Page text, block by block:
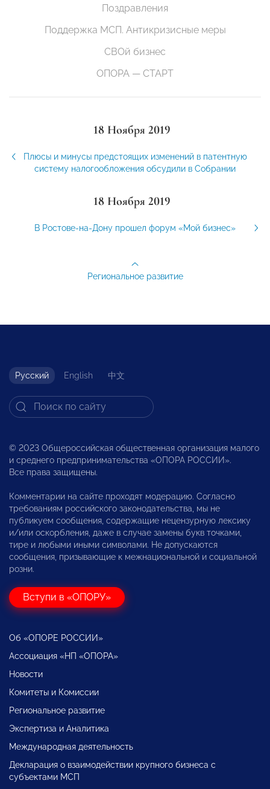
Поздравления
Поддержка МСП. Антикризисные меры
СВОй бизнес
ОПОРА — СТАРТ
18 Ноября 2019
Плюсы и минусы предстоящих изменений в патентную
систему налогообложения обсудили в Собрании
18 Ноября 2019
В Ростове-на-Дону прошел форум «Мой бизнес»
Региональное развитие
Русский English 中文
© 2023 Общероссийская общественная организация малого
и среднего предпринимательства «ОПОРА РОССИИ».
Все права защищены.
Комментарии на сайте проходят модерацию. Согласно
требованиям российского законодательства, мы не
публикуем сообщения, содержащие нецензурную лексику
и/или оскорбления, даже в случае замены букв точками,
тире и любыми иными символами. Не допускаются
сообщения, призывающие к межнациональной и социальной
розни.
Вступи в «ОПОРУ»
Об «ОПОРЕ РОССИИ»
Ассоциация «НП «ОПОРА»
Новости
Комитеты и Комиссии
Региональное развитие
Экспертиза и Аналитика
Международная деятельность
Декларация о взаимодействии крупного бизнеса с
субъектами МСП